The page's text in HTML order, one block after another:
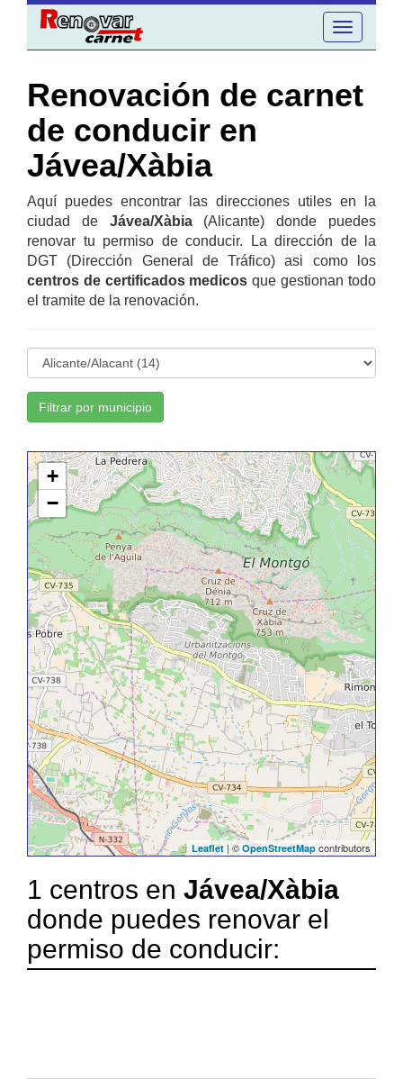
Toggle
navigation
Renovación de carnet
de conducir en
Jávea/Xàbia
Aquí puedes encontrar las direcciones utiles en la
ciudad de Jávea/Xàbia(Alicante) donde puedes
renovar tu permiso de conducir. La dirección de la
DGT (Dirección General de Tráfico) asi como los
centros de certificados medicos que gestionan todo
el tramite de la renovación.
Filtrar por municipio
+
−
Leaflet| © OpenStreetMap contributors
1 centros en Jávea/Xàbia
donde puedes renovar el
permiso de conducir: